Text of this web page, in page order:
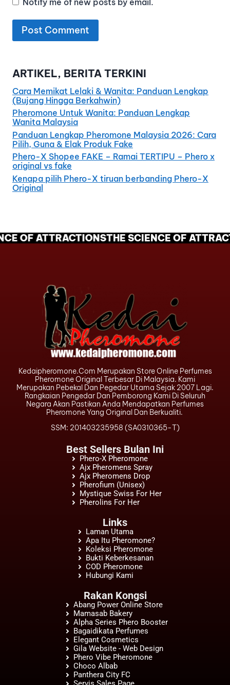
ARTIKEL, BERITA TERKINI
Cara Memikat Lelaki & Wanita: Panduan Lengkap
(Bujang Hingga Berkahwin)
Pheromone Untuk Wanita: Panduan Lengkap
Wanita Malaysia
Panduan Lengkap Pheromone Malaysia 2026: Cara
Pilih, Guna & Elak Produk Fake
Phero-X Shopee FAKE – Ramai TERTIPU – Phero x
original vs fake
Kenapa pilih Phero-X tiruan berbanding Phero-X
Original
OF ATTRACTIONSTHE SCIENCE OF
Kedaipheromone.com Merupakan Store Online Perfumes
Pheromone Original Terbesar Di Malaysia. Kami
Merupakan Pebekal Dan Pegedar Utama Sejak 2007 Lagi.
Rangkaian Pengedar Dan Pemborong Kami Di Seluruh
Negara Akan Pastikan Anda Mendapatkan Perfumes
Pheromone Yang Original Dan Berkualiti.
SSM: 201403235958 (SA0310365-T)
Best Sellers Bulan Ini
Phero-X Pheromone
Ajx Pheromens Spray
Ajx Pheromens Drop
Pherofium (Unisex)
Mystique Swiss For Her
Pherolins For Her
Links
Laman Utama
Apa Itu Pheromone?
Koleksi Pheromone
Bukti Keberkesanan
COD Pheromone
Hubungi Kami
Rakan Kongsi
Abang Power Online Store
Mamasab Bakery
Alpha Series Phero Booster
Bagaidikata Perfumes
Elegant Cosmetics
Gila Website - Web Design
Phero Vibe Pheromone
Choco Albab
Panthera City FC